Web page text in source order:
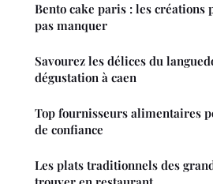
Bento cake paris : les créations
pas manquer
Savourez les délices du
dégustation à caen
Top fournisseurs alimentaires
de confiance
Les plats traditionnels des